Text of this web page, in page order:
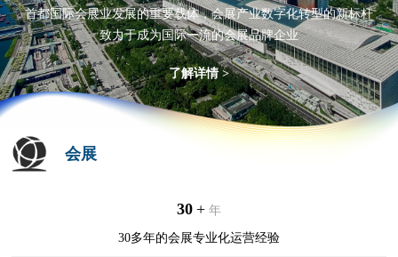
首都国际会展业发展的重要载体，会展产业数字化转型的新标杆
致力于成为国际一流的会展品牌企业
了解详情 >
会展
30 + 年
30多年的会展专业化运营经验